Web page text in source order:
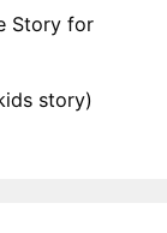
Story for
kids story)